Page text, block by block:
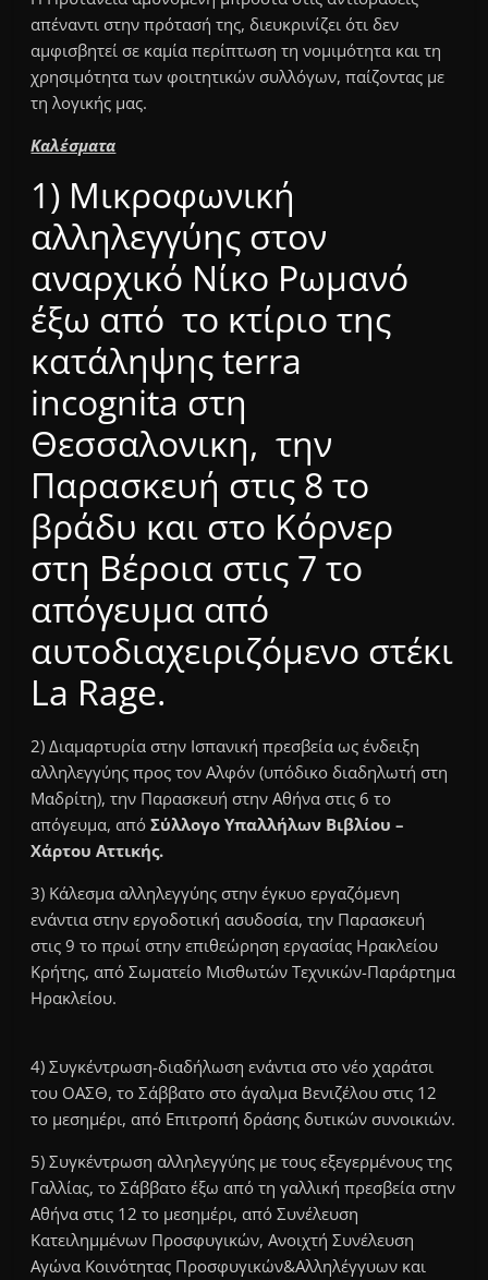
απέναντι στην πρότασή της, διευκρινίζει ότι δεν
αμφισβητεί σε καμία περίπτωση τη νομιμότητα και τη
χρησιμότητα των φοιτητικών συλλόγων, παίζοντας με
τη λογικής μας.
Καλέσματα
1) Μικροφωνική
αλληλεγγύης στον
αναρχικό Νίκο Ρωμανό
έξω από το κτίριο της
κατάληψης terra
incognita στη
Θεσσαλονικη, την
Παρασκευή στις 8 το
βράδυ και στο Κόρνερ
στη Βέροια στις 7 το
απόγευμα από
αυτοδιαχειριζόμενο στέκι
La Rage.
2) Διαμαρτυρία στην Ισπανική πρεσβεία ως ένδειξη
αλληλεγγύης προς τον Αλφόν (υπόδικο διαδηλωτή στη
Μαδρίτη), την Παρασκευή στην Αθήνα στις 6 το
απόγευμα, απόΣύλλογο Υπαλλήλων Βιβλίου –
Χάρτου Αττικής.
3) Κάλεσμα αλληλεγγύης στην έγκυο εργαζόμενη
ενάντια στην εργοδοτική ασυδοσία, την Παρασκευή
στις 9 το πρωί στην επιθεώρηση εργασίας Ηρακλείου
Κρήτης, από Σωματείο Μισθωτών Τεχνικών-Παράρτημα
Ηρακλείου.
4) Συγκέντρωση-διαδήλωση ενάντια στο νέο χαράτσι
του ΟΑΣΘ, το Σάββατο στο άγαλμα Βενιζέλου στις 12
το μεσημέρι, από Επιτροπή δράσης δυτικών συνοικιών.
5) Συγκέντρωση αλληλεγγύης με τους εξεγερμένους της
Γαλλίας, το Σάββατο έξω από τη γαλλική πρεσβεία στην
Αθήνα στις 12 το μεσημέρι, από Συνέλευση
Κατειλημμένων Προσφυγικών, Ανοιχτή Συνέλευση
Αγώνα Κοινότητας Προσφυγικών&Αλληλέγγυων και